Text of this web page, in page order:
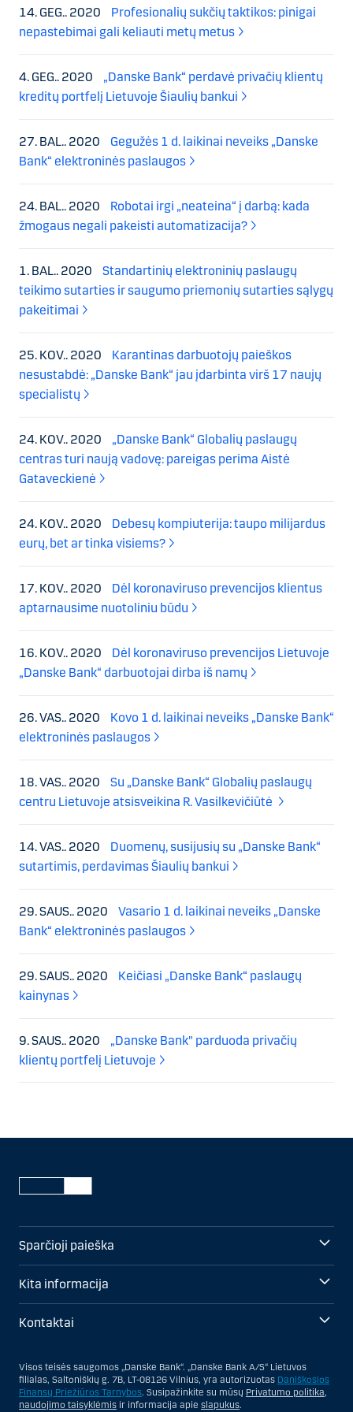
14. GEG.. 2020
Profesionalių sukčių taktikos: pinigai
nepastebimai gali keliauti metų metus
4. GEG.. 2020
„Danske Bank“ perdavė privačių klientų
kreditų portfelį Lietuvoje Šiaulių bankui
27. BAL.. 2020
Gegužės 1 d. laikinai neveiks „Danske
Bank“ elektroninės paslaugos
24. BAL.. 2020
Robotai irgi „neateina“ į darbą: kada
žmogaus negali pakeisti automatizacija?
1. BAL.. 2020
Standartinių elektroninių paslaugų
teikimo sutarties ir saugumo priemonių sutarties sąlygų
pakeitimai
25. KOV.. 2020
Karantinas darbuotojų paieškos
nesustabdė: „Danske Bank“ jau įdarbinta virš 17 naujų
specialistų
24. KOV.. 2020
„Danske Bank“ Globalių paslaugų
centras turi naują vadovę: pareigas perima Aistė
Gataveckienė
24. KOV.. 2020
Debesų kompiuterija: taupo milijardus
eurų, bet ar tinka visiems?
17. KOV.. 2020
Dėl koronaviruso prevencijos klientus
aptarnausime nuotoliniu būdu
16. KOV.. 2020
Dėl koronaviruso prevencijos Lietuvoje
„Danske Bank“ darbuotojai dirba iš namų
26. VAS.. 2020
Kovo 1 d. laikinai neveiks „Danske Bank“
elektroninės paslaugos
18. VAS.. 2020
Su „Danske Bank“ Globalių paslaugų
centru Lietuvoje atsisveikina R. Vasilkevičiūtė
14. VAS.. 2020
Duomenų, susijusių su „Danske Bank“
sutartimis, perdavimas Šiaulių bankui
29. SAUS.. 2020
Vasario 1 d. laikinai neveiks „Danske
Bank“ elektroninės paslaugos
29. SAUS.. 2020
Keičiasi „Danske Bank“ paslaugų
kainynas
9. SAUS.. 2020
„Danske Bank" parduoda privačių
klientų portfelį Lietuvoje
Sparčioji paieška
Kita informacija
Kontaktai
Visos teisės saugomos „Danske Bank“. „Danske Bank A/S“ Lietuvos
filialas, Saltoniškių g. 7B, LT-08126 Vilnius, yra autorizuotas Daniškosios
Finansų Priežiūros Tarnybos. Susipažinkite su mūsų Privatumo politika,
naudojimo taisyklėmis ir informacija apie slapukus.